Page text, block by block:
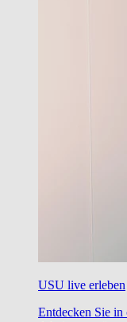
USU live erleben
Entdecken Sie